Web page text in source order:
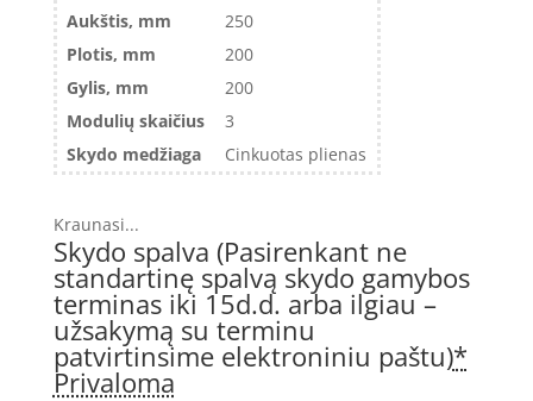
Aukštis, mm
250
Plotis, mm
200
Gylis, mm
200
Modulių skaičius
3
Skydo medžiaga
Cinkuotas plienas
Kraunasi...
Skydo spalva (Pasirenkant ne
standartinę spalvą skydo gamybos
terminas iki 15d.d. arba ilgiau –
užsakymą su terminu
patvirtinsime elektroniniu paštu)*
Privaloma